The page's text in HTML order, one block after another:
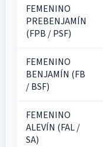
FEMENINO
PREBENJAMÍN
(FPB / PSF)
FEMENINO
BENJAMÍN (FB
/ BSF)
FEMENINO
ALEVÍN (FAL /
SA)